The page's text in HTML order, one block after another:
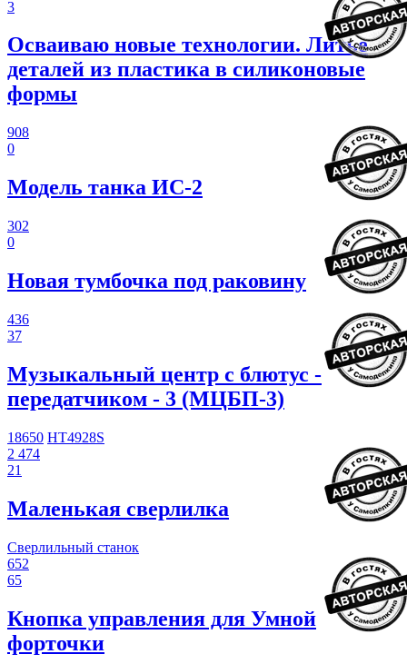
3
Осваиваю новые технологии. Литье
деталей из пластика в силиконовые
формы
908
0
Модель танка ИС-2
302
0
Новая тумбочка под раковину
436
37
Музыкальный центр с блютус -
передатчиком - 3 (МЦБП-3)
18650 HT4928S
2 474
21
Маленькая сверлилка
Сверлильный станок
652
65
Кнопка управления для Умной
форточки